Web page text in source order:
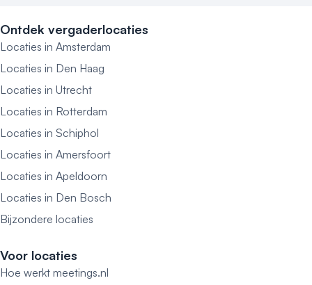
Ontdek vergaderlocaties
Locaties in Amsterdam
Locaties in Den Haag
Locaties in Utrecht
Locaties in Rotterdam
Locaties in Schiphol
Locaties in Amersfoort
Locaties in Apeldoorn
Locaties in Den Bosch
Bijzondere locaties
Voor locaties
Hoe werkt meetings.nl